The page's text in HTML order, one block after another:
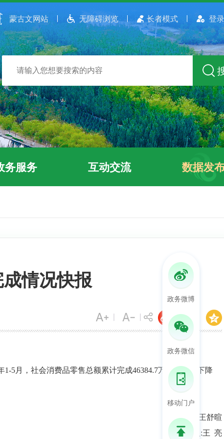
蒙古文网站 无障碍浏览 长者模式 登
务服务 互动交流 数据发
情况快报
1-5月， 社会消费品零售总额累计完成46384.7万 元，
同比下降
撰稿人
王舒暄
审核人 :王 亮
政务微博
政务微信
移动门户